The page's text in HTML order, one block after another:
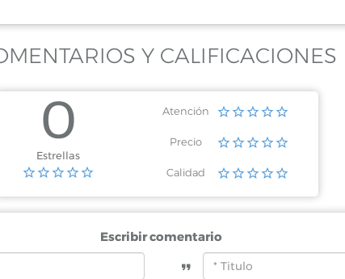
Y CALIFICACIONES
0
Estrellas
Atención
Precio
Calidad
Escribir comentario